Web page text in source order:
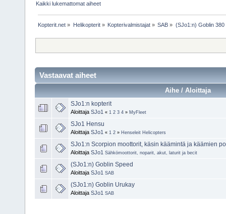
Kaikki lukemattomat aiheet
Kopterit.net » Helikopterit» Kopterivalmistajat» SAB » (SJo1:n) Goblin 380
Vastaavat aiheet
Aihe / Aloittaja
SJo1:n kopterit
Aloittaja SJo1 « 1 2 3 4 » MyFleet
SJo1 Hensu
Aloittaja SJo1 « 1 2 » Henseleit Helicopters
SJo1:n Scorpion moottorit, käsin käämintä ja käämien
Aloittaja SJo1 Sähkömoottorit, noparit, akut, laturit ja becit
(SJo1:n) Goblin Speed
Aloittaja SJo1 SAB
(SJo1:n) Goblin Urukay
Aloittaja SJo1 SAB